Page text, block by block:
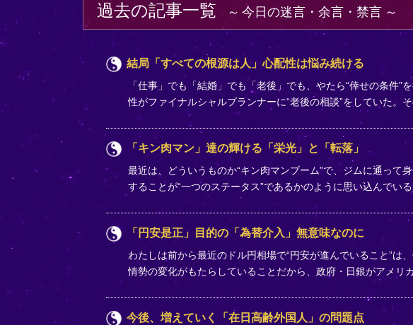
過去の記事一覧 今日の迷言・余言・禁言
結局「すべての根源は人」心配性は悩み続ける
「仕事」でも「結婚」でも「老後」でも、やたら“倖せの条件
性がファイナルシャルプランナーに“老後の相談”をしていた。
「キン肉マン」達の輝ける「栄光」と「転落」
最近は、どういうものか“キン肉マンブーム”で、ジムに通って
することが“一つのステータス”であるかのように思い込んでい
「円安是正」目的の「為替介入」無意味なのに
わたしは前から最近のドル円相場で“円安が進んでいること”は
情勢の変化がもたらしていることだから、政府・日銀がアメリ
今後、増えていく「在日高齢外国人」の問題点